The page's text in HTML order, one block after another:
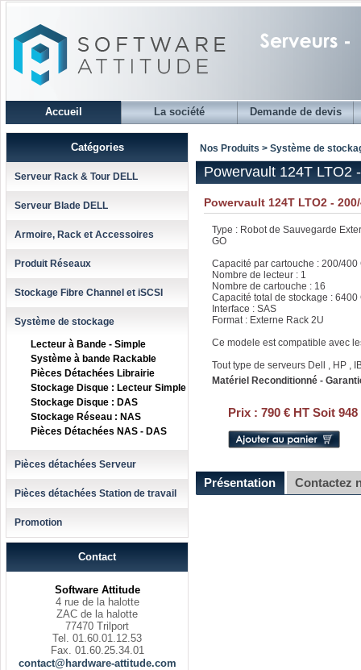
Accueil La société Demande de devis
Catégories
Serveur Rack & Tour DELL
Serveur Blade DELL
Armoire, Rack et Accessoires
Produit Réseaux
Stockage Fibre Channel et iSCSI
Système de stockage
Lecteur à Bande - Simple
Système à bande Rackable
Pièces Détachées Librairie
Stockage Disque : Lecteur Simple
Stockage Disque : DAS
Stockage Réseau : NAS
Pièces Détachées NAS - DAS
Pièces détachées Serveur
Pièces détachées Station de travail
Promotion
Contact
Software Attitude
4 rue de la halotte
ZAC de la halotte
77470 Trilport
Tel. 01.60.01.12.53
Fax. 01.60.25.34.01
contact@hardware-attitude.com
Nos Produits > Système de
Powervault 124T LTO2
Powervault 124T LTO2 -
Type : Robot de Sauvegarde
GO
Capacité par cartouche : 200/400
Nombre de lecteur : 1
Nombre de cartouche : 16
Capacité total de stockage : 6400
Interface : SAS
Format : Externe Rack 2U
Ce modele est compatible avec
Tout type de serveurs Dell , HP ,
Matériel Reconditionné -
Prix : 790 € HT Soit 948
Présentation Contactez